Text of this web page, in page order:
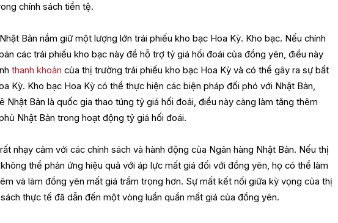
chính sách tiền tệ.
Bản nắm giữ một lượng lớn trái phiếu kho bạc Hoa Kỳ. Kho bạc. Nếu chính
các trái phiếu kho bạc này để hỗ trợ tỷ giá hối đoái của đồng yên, điều này
thanh khoản của thị trường trái phiếu kho bạc Hoa Kỳ và có thể gây ra sự bất
Kỳ. Kho bạc Hoa Kỳ có thể thực hiện các biện pháp đối phó với Nhật Bản,
Nhật Bản là quốc gia thao túng tỷ giá hối đoái, điều này càng làm tăng thêm
Nhật Bản trong hoạt động tỷ giá hối đoái.
nhạy cảm với các chính sách và hành động của Ngân hàng Nhật Bản. Nếu thị
không thể phản ứng hiệu quả với áp lực mất giá đối với đồng yên, họ có thể làm
và làm đồng yên mất giá trầm trọng hơn. Sự mất kết nối giữa kỳ vọng của thị
thực tế đã dẫn đến một vòng luẩn quẩn mất giá của đồng yên.